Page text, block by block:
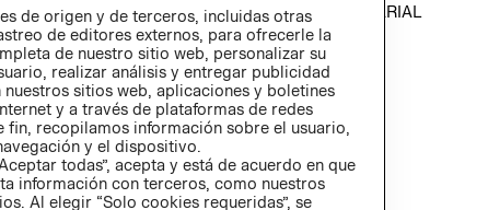
POLÍTICA EMPRESARIAL
de origen y de terceros, incluidas otras
de editores externos, para ofrecerle la
de nuestro sitio web, personalizar su
realizar análisis y entregar publicidad
nuestros sitios web, aplicaciones y boletines
y a través de plataformas de redes
fin, recopilamos información sobre el usuario,
y el dispositivo.
todas”, acepta y está de acuerdo en que
información con terceros, como nuestros
Al elegir “Solo cookies requeridas”, se